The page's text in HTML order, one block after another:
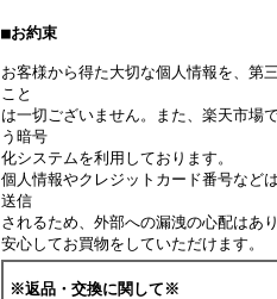
■お約束
お客様から得た大切な個人情報を、第
こと
は一切ございません。また、楽天市場
う暗号
化システムを利用しております。
個人情報やクレジットカード番号など
送信
されるため、外部への漏洩の心配はあ
安心してお買物をしていただけます。
※返品・交換に関して※